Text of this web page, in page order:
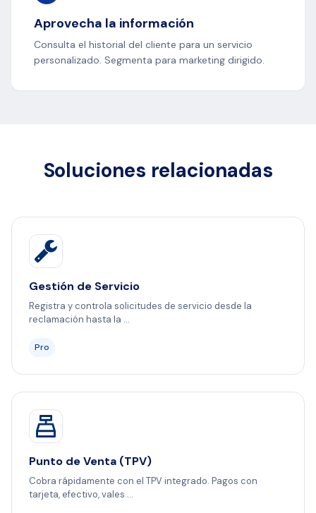
Aprovecha la información
Consulta el historial del cliente para un servicio
personalizado. Segmenta para marketing dirigido.
Soluciones relacionadas
Gestión de Servicio
Registra y controla solicitudes de servicio desde la
reclamación hasta la ...
Pro
Punto de Venta (TPV)
Cobra rápidamente con el TPV integrado. Pagos con
tarjeta, efectivo, vales ...